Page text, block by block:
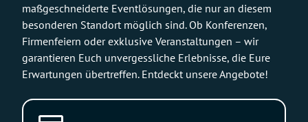
maßgeschneiderte Eventlösungen, die nur an diesem
besonderen Standort möglich sind. Ob Konferenzen,
Firmenfeiern oder exklusive Veranstaltungen – wir
garantieren Euch unvergessliche Erlebnisse, die Eure
Erwartungen übertreffen. Entdeckt unsere Angebote!